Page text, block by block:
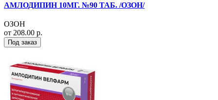
АМЛОДИПИН 10МГ. №90 ТАБ. /ОЗОН/
ОЗОН
от 208.00 р.
Под заказ